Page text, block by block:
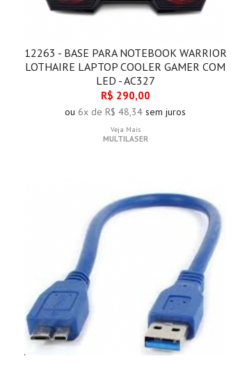
12263 - BASE PARA NOTEBOOK WARRIOR
LOTHAIRE LAPTOP COOLER GAMER COM
LED - AC327
R$ 290,00
ou 6x de R$ 48,34 sem juros
Veja Mais
MULTILASER